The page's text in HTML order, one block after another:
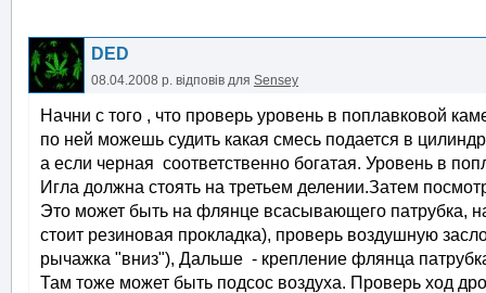
DED
08.04.2008 р. відповів для Sensey
Начни с того , что проверь уровень в поплавковой
по ней можешь судить какая смесь подается в
а если черная соответственно богатая. Уровень в
Игла должна стоять на третьем делении.Затем
Это может быть на флянце всасывающего патрубка,
стоит резиновая прокладка), проверь воздушную
рычажка "вниз"), Дальше - крепление флянца
Там тоже может быть подсос воздуха. Проверь ход